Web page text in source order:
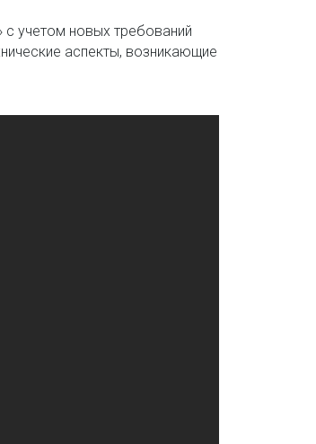
с учетом новых требований
аспекты, возникающие